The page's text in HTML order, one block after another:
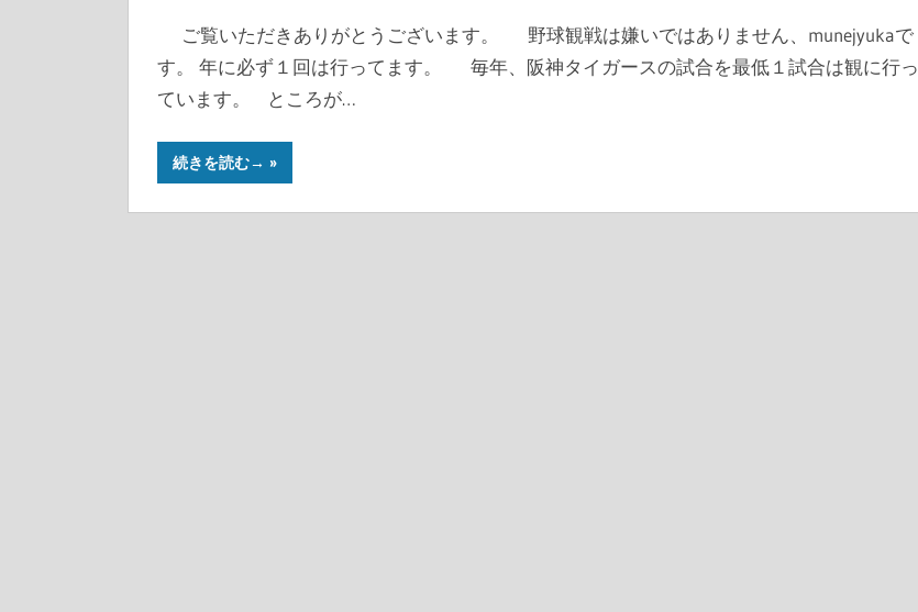
ご覧いただきありがとうございます。 野球観戦は嫌いではありません、munejyukaで
す。 年に必ず１回は行ってます。 毎年、阪神タイガースの試合を最低１試合は観に行っ
ています。 ところが…
続きを読む→